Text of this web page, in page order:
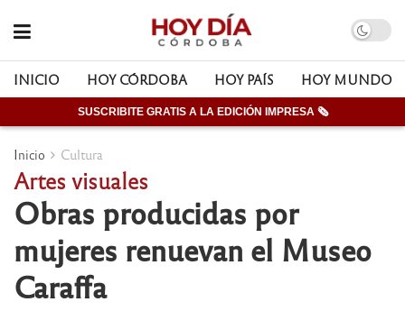
INICIO HOY CÓRDOBA HOY PAÍS HOY MUNDO
SUSCRIBITE GRATIS A LA EDICIÓN IMPRESA 🗞
Inicio Cultura
Artes visuales
Obras producidas por
mujeres renuevan el Museo
Caraffa